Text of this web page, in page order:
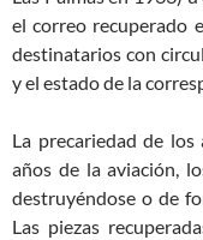
el correo recuperado
destinatarios con
y el estado de la
La precariedad de
años de la aviación,
destruyéndose o de
Las piezas